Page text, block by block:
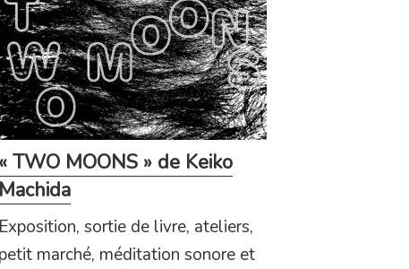
« TWO MOONS » de Keiko
Machida
Exposition, sortie de livre, ateliers,
petit marché, méditation sonore et